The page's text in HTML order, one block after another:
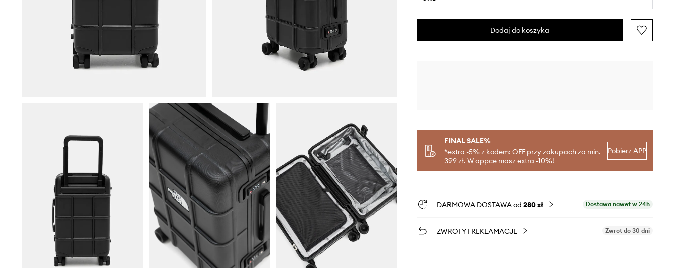
Dodaj do koszyka
FINAL SALE%
*extra -5% z kodem: OFF przy zakupach za min.
399 zł. W appce masz extra -10%!
Pobierz APP
DARMOWA DOSTAWA od 280 zł Dostawa nawet w 24h
ZWROTY I REKLAMACJE Zwrot do 30 dni